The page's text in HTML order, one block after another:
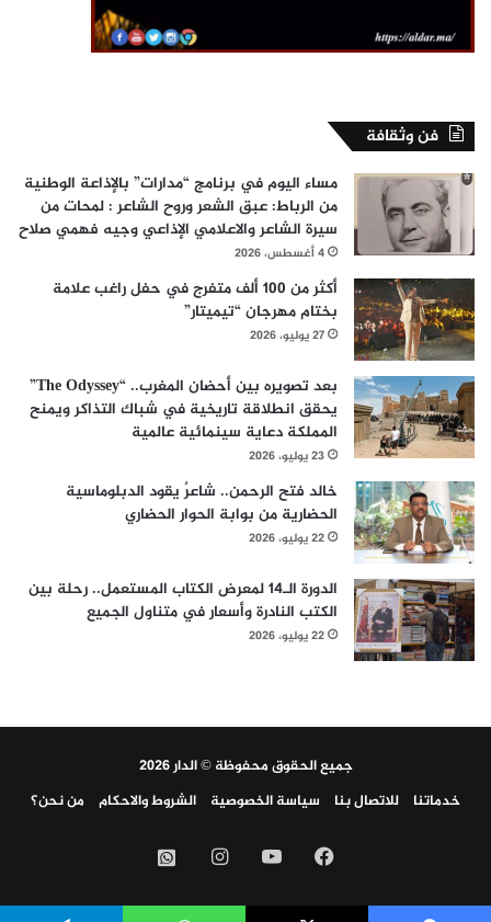
فن وثقافة
مساء اليوم في برنامج “مدارات” بالإذاعة الوطنية
من الرباط: عبق الشعر وروح الشاعر : لمحات من
سيرة الشاعر والاعلامي الإذاعي وجيه فهمي صلاح
4 أغسطس، 2026
أكثر من 100 ألف متفرج في حفل راغب علامة
بختام مهرجان “تيميتار”
27 يوليو، 2026
بعد تصويره بين أحضان المغرب.. “The Odyssey”
يحقق انطلاقة تاريخية في شباك التذاكر ويمنح
المملكة دعاية سينمائية عالمية
23 يوليو، 2026
خالد فتح الرحمن.. شاعرٌ يقود الدبلوماسية
الحضارية من بوابة الحوار الحضاري
22 يوليو، 2026
الدورة الـ14 لمعرض الكتاب المستعمل.. رحلة بين
الكتب النادرة وأسعار في متناول الجميع
22 يوليو، 2026
جميع الحقوق محفوظة © الدار 2026
خدماتنا
للاتصال بنا سياسة الخصوصية الشروط والاحكام من نحن؟
فيسبوك‫YouTubeانستقرامواتساب